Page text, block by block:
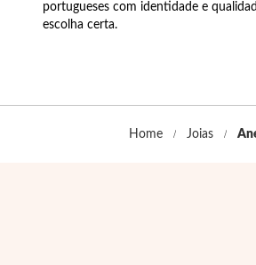
portugueses com identidade e
escolha certa.
Home Joias